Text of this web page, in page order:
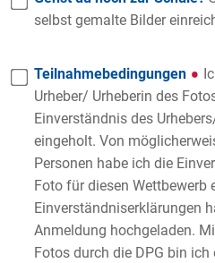
selbst gemalte Bilder
Teilnahmebedingungen
Urheber/ Urheberin des
Einverständnis des
eingeholt. Von
Personen habe ich die
Foto für diesen Wettbewerb
Einverständniserklärungen
Anmeldung hochgeladen.
Fotos durch die DPG bin ich